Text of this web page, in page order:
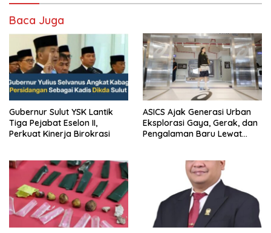
Baca Juga
Gubernur Sulut YSK Lantik
Tiga Pejabat Eselon II,
Perkuat Kinerja Birokrasi
ASICS Ajak Generasi Urban
Eksplorasi Gaya, Gerak, dan
Pengalaman Baru Lewat